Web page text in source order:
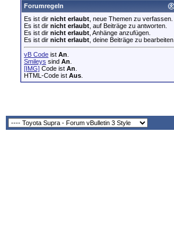
Forumregeln
Es ist dir nicht erlaubt , neue Themen zu verfassen.
Es ist dir nicht erlaubt , auf Beiträge zu antworten.
Es ist dir nicht erlaubt , Anhänge anzufügen.
Es ist dir nicht erlaubt , deine Beiträge zu bearbeiten.
vB Code ist An
Smileys sind An
[IMG] Code ist An
HTML-Code ist Aus